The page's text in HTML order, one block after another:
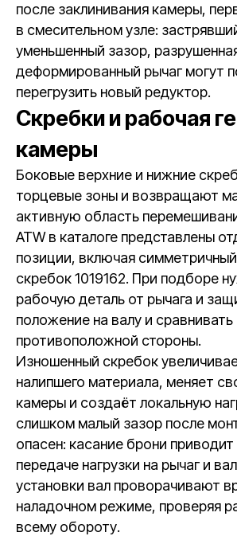
после заклинивания камеры,
в смесительном узле:
уменьшенный зазор,
деформированный рычаг могут
перегрузить новый редуктор.
Скребки и рабочая
камеры
Боковые верхние и нижние
торцевые зоны и возвращают
активную область
ATW в каталоге представлены
позиции, включая
скребок 1019162. При подборе
рабочую деталь от рычага и
положение на валу и
противоположной стороны.
Изношенный скребок
налипшего материала, меняет
камеры и создаёт локальную
слишком малый зазор после
опасен: касание брони
передаче нагрузки на рычаг и
установки вал проворачивают
наладочном режиме, проверяя
всему обороту.